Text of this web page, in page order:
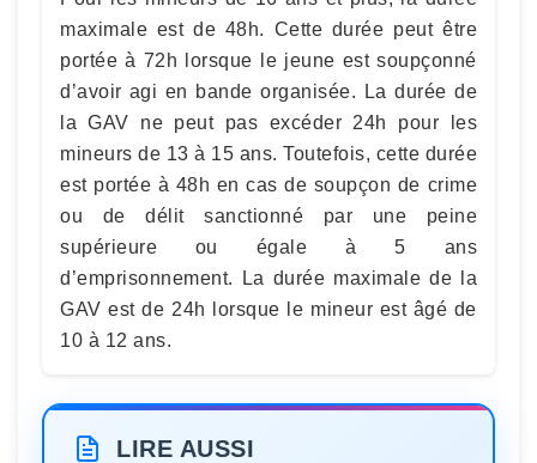
maximale est de 48h. Cette durée peut être
portée à 72h lorsque le jeune est soupçonné
d’avoir agi en bande organisée. La durée de
la GAV ne peut pas excéder 24h pour les
mineurs de 13 à 15 ans. Toutefois, cette durée
est portée à 48h en cas de soupçon de crime
ou de délit sanctionné par une peine
supérieure ou égale à 5 ans
d’emprisonnement. La durée maximale de la
GAV est de 24h lorsque le mineur est âgé de
10 à 12 ans.
LIRE AUSSI